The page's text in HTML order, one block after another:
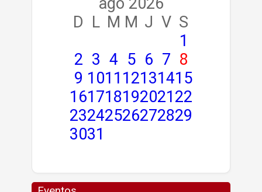
D L M M J V S
1
2 3 4 5 6 7 8
9 1011 12131415
16171819202122
23242526272829
3031